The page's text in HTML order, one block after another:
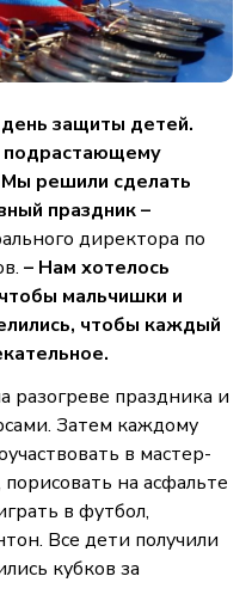
защиты детей.
подрастающему
решили сделать
праздник –
директора по
– Нам хотелось
мальчишки и
чтобы каждый
праздника и
Затем каждому
в мастер-
порисовать на асфальте
в футбол,
Все дети получили
кубков за